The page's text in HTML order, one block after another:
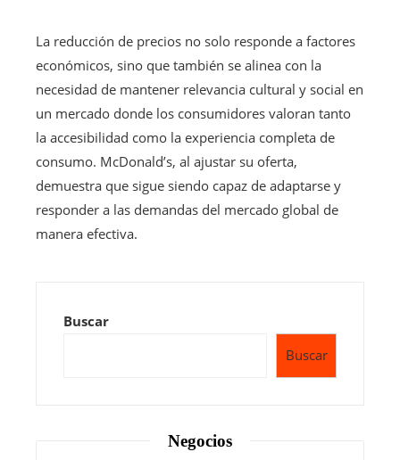
La reducción de precios no solo responde a factores
económicos, sino que también se alinea con la
necesidad de mantener relevancia cultural y social en
un mercado donde los consumidores valoran tanto
la accesibilidad como la experiencia completa de
consumo. McDonald’s, al ajustar su oferta,
demuestra que sigue siendo capaz de adaptarse y
responder a las demandas del mercado global de
manera efectiva.
Buscar
Buscar
Negocios